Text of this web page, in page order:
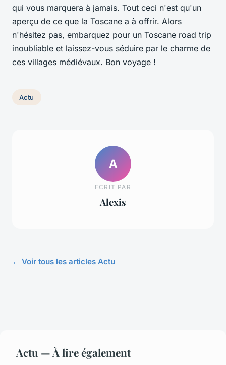
qui vous marquera à jamais. Tout ceci n'est qu'un
aperçu de ce que la Toscane a à offrir. Alors
n'hésitez pas, embarquez pour un Toscane road trip
inoubliable et laissez-vous séduire par le charme de
ces villages médiévaux. Bon voyage !
Actu
A
ECRIT PAR
Alexis
← Voir tous les articles Actu
Actu — À lire également